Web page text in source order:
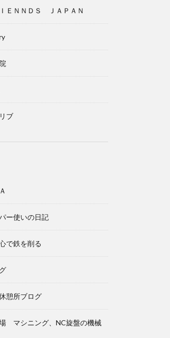
ＥＮＮＤＳ ＪＡＰＡＮ
ブ
ー使いの日記
で鉄を削る
憩所ブログ
マシニング、NC旋盤の機械